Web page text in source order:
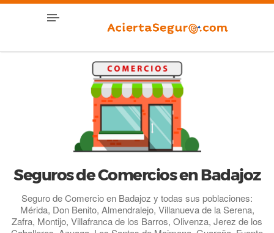
Seguros de Comercios en Badajoz
Seguro de Comercio en Badajoz y todas sus poblaciones:
Mérida, Don Benito, Almendralejo, Villanueva de la Serena,
Zafra, Montijo, Villafranca de los Barros, Olivenza, Jerez de los